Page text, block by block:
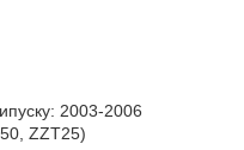
2003-2006
ZZT25)